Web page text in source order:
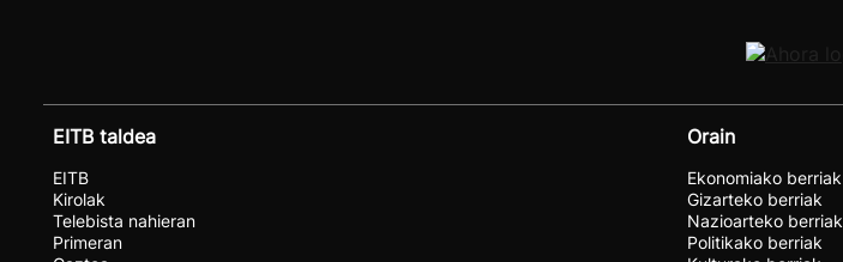
EITB taldea
EITB
Kirolak
Telebista nahieran
Primeran
Orain
Ekonomiako berriak
Gizarteko berriak
Nazioarteko berriak
Politikako berriak